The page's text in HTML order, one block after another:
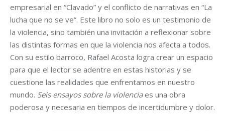
empresarial en “Clavado” y el conflicto de narrativas en “La
lucha que no se ve”. Este libro no solo es un testimonio de
la violencia, sino también una invitación a reflexionar sobre
las distintas formas en que la violencia nos afecta a todos.
Con su estilo barroco, Rafael Acosta logra crear un espacio
para que el lector se adentre en estas historias y se
cuestione las realidades que enfrentamos en nuestro
mundo. Seis ensayos sobre la violenciaes una obra
poderosa y necesaria en tiempos de incertidumbre y dolor.